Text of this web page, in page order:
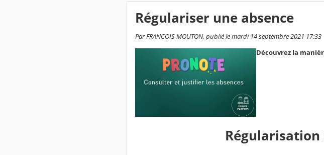
Régulariser une absence
Par FRANCOIS MOUTON, publié le mardi 14 septembre 2021
Découvrez la
Régularisation